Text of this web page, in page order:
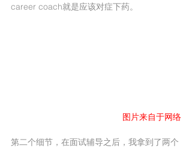
career coach就是应该对症下药。
图片来自于网络
第二个细节，在面试辅导之后，我拿到了两个